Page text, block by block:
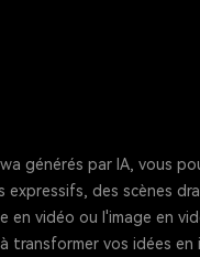
générés par IA, vous
expressifs, des scènes
en vidéo ou l'image en
transformer vos idées